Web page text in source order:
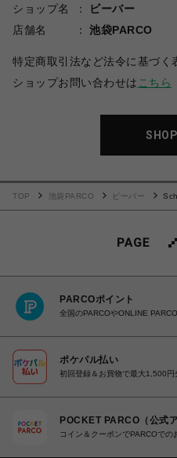
ショップ名
ビーバー
店舗名
池袋PARCO
特定商取引法など法令に基づく
ショップお問い合わせは こちら
TOP 池袋PARCO ビーバー
PARCOポイント
全国のPARCOやONLINE
ポケパル払い
初回登録＆お買物で最大1,500円
POCKET PARCO（公式ア
コイン＆クーポンでPARCOでの